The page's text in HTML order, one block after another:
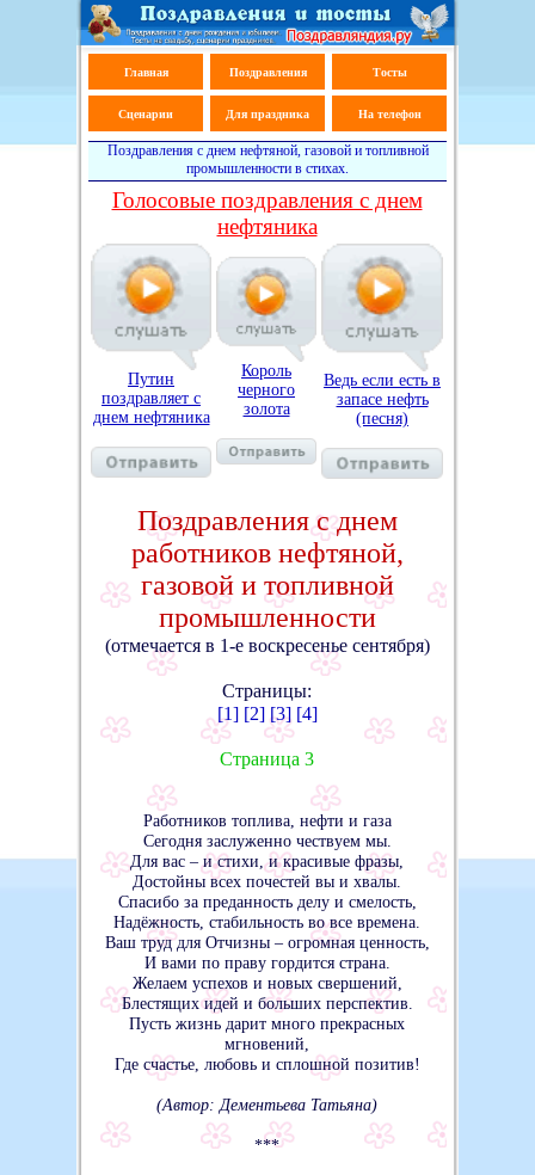
Главная Поздравления Тосты
Сценарии Для праздника На телефон
Поздравления с днем нефтяной, газовой и топливной
промышленности в стихах.
Голосовые поздравления с днем
нефтяника
Путин
поздравляет с
днем нефтяника
Король
черного
золота
Ведь если есть в
запасе нефть
(песня)
Поздравления c днем
работников нефтяной,
газовой и топливной
промышленности
(отмечается в 1-е воскресенье сентября)
Страницы:
[1] [2] [3] [4]
Страница 3
Работников топлива, нефти и газа
Сегодня заслуженно чествуем мы.
Для вас – и стихи, и красивые фразы,
Достойны всех почестей вы и хвалы.
Спасибо за преданность делу и смелость,
Надёжность, стабильность во все времена.
Ваш труд для Отчизны – огромная ценность,
И вами по праву гордится страна.
Желаем успехов и новых свершений,
Блестящих идей и больших перспектив.
Пусть жизнь дарит много прекрасных
мгновений,
Где счастье, любовь и сплошной позитив!
(Автор: Дементьева Татьяна)
***